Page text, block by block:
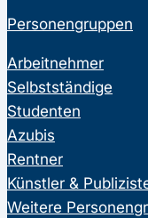
Personengruppen
Arbeitnehmer
Selbstständige
Studenten
Azubis
Rentner
Künstler &
Weitere